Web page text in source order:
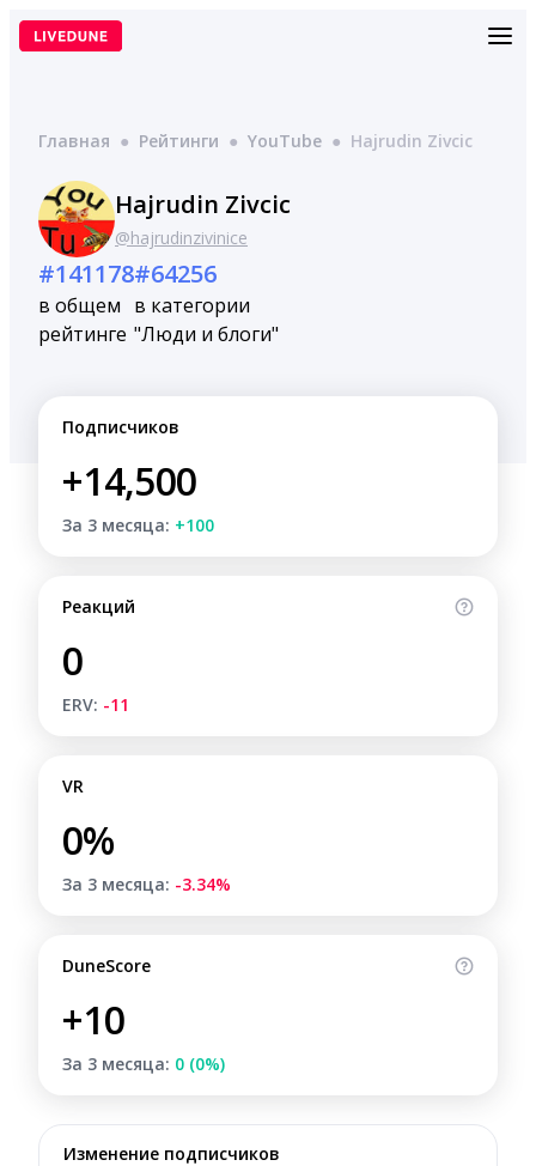
Перейти
Главная ● Рейтинги ● YouTube ● Hajrudin Zivcic
Hajrudin Zivcic
@hajrudinzivinice
#141178
в общем
рейтинге
#64256
в категории
"Люди и блоги"
Подписчиков
+14,500
За 3 месяца: +100
Реакций
0
ERV: -11
VR
0%
За 3 месяца: -3.34%
DuneScore
+10
За 3 месяца: 0 (0%)
Изменение подписчиков